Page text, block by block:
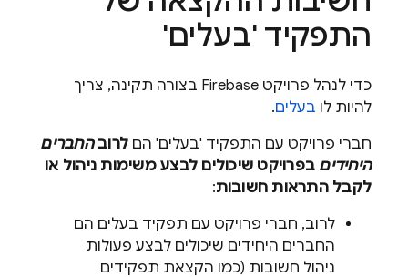
התפקיד 'בעלים'
כדי לנהל פרויקט Firebase בצורה תקינה, צריך
להיות לו בעלים.
חברי פרויקט עם התפקיד 'בעלים' הם לרובהחברים
היחידים בפרויקט שיכולים לבצע משימות ניהול או
לקבל התראות חשובות:
לרוב, חברי פרויקט עם תפקיד בעלים הם
החברים היחידים שיכולים לבצע פעולות
ניהול חשובות (כמו הקצאת תפקידים